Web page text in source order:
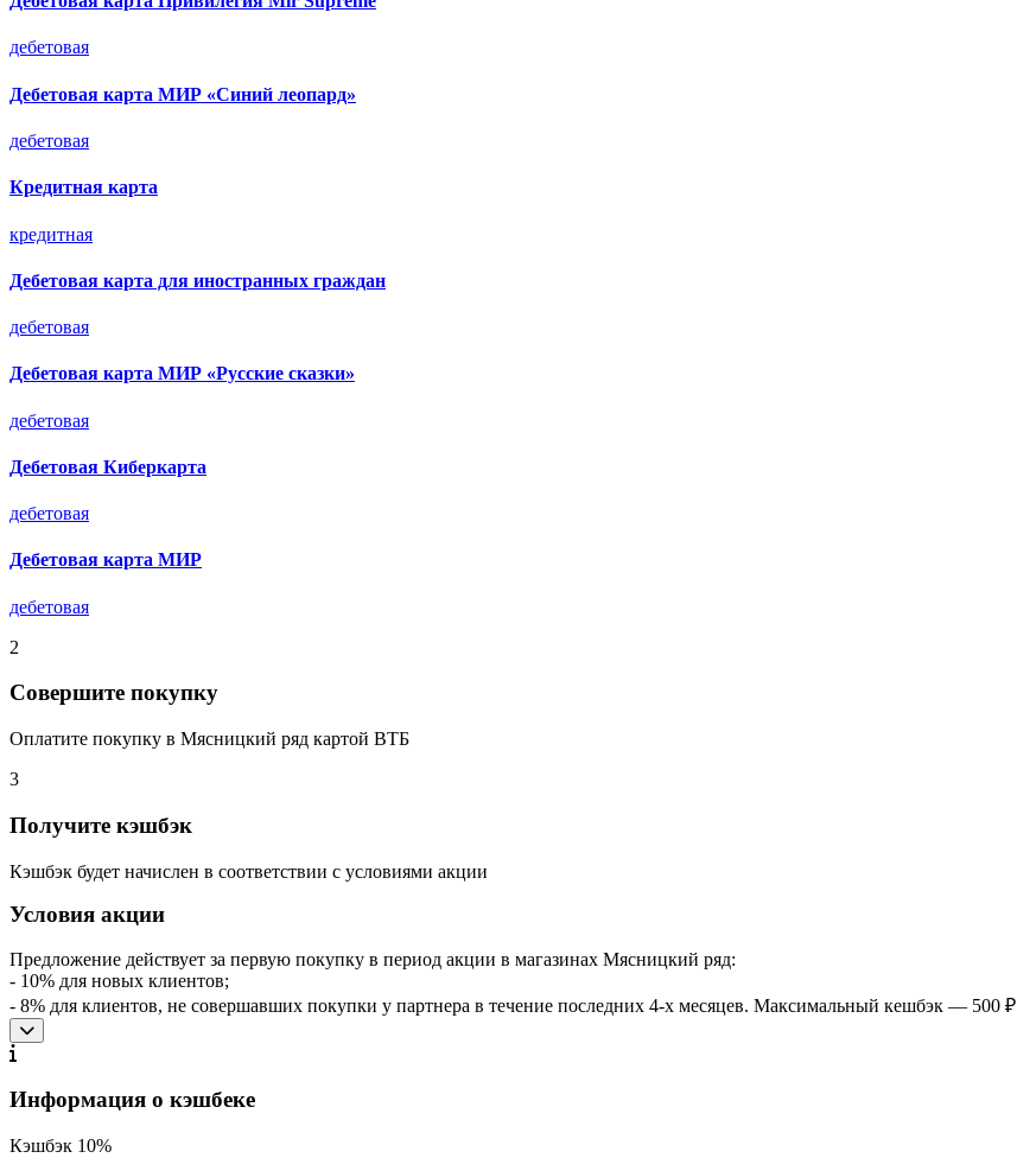
дебетовая
Дебетовая карта МИР «Синий леопард»
дебетовая
Кредитная карта
кредитная
Дебетовая карта для иностранных граждан
дебетовая
Дебетовая карта МИР «Русские сказки»
дебетовая
Дебетовая Киберкарта
дебетовая
Дебетовая карта МИР
дебетовая
2
Совершите покупку
Оплатите покупку в Мясницкий ряд картой ВТБ
3
Получите кэшбэк
Кэшбэк будет начислен в соответствии с условиями акции
Условия акции
Предложение действует за первую покупку в период акции в магазинах Мясницкий ряд:
- 10% для новых клиентов;
- 8% для клиентов, не совершавших покупки у партнера в течение последних 4-х месяцев. Максимальный кешбэк — 500 ₽
Информация о кэшбеке
Кэшбэк 10%